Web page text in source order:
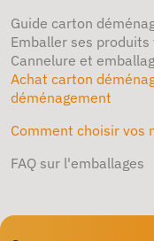
Guide carton
Emballer ses produits
Cannelure et
Achat carton
déménagement
Comment choisir vos
FAQ sur l'emballages